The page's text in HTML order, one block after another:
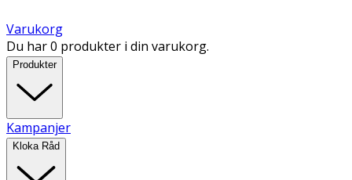
Varukorg
Du har 0 produkter i din varukorg.
Produkter
Kampanjer
Kloka Råd